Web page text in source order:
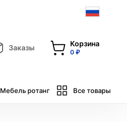
Заказы Корзина
0 ₽
Мебель ротанг Все товары